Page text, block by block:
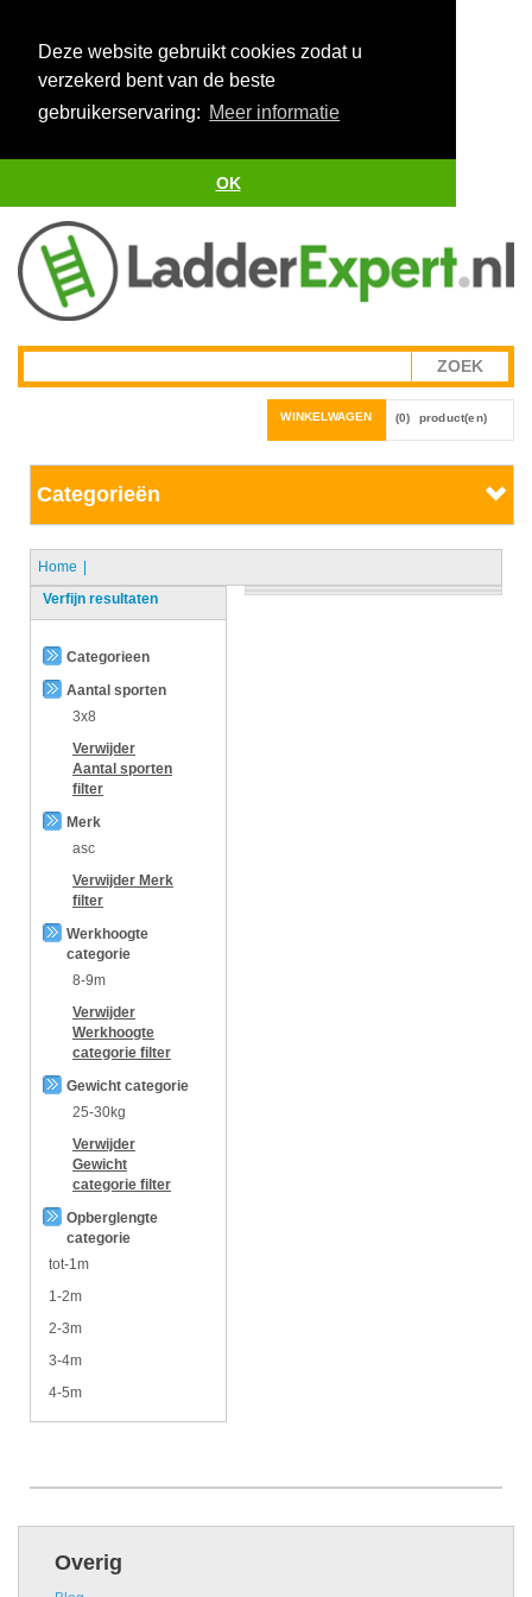
Deze website gebruikt cookies zodat u
verzekerd bent van de beste
gebruikerservaring: Meer informatie
OK
WINKELWAGEN (0) product(en)
Categorieën
Home
Verfijn resultaten
Categorieen
Aantal sporten
3x8
Verwijder
Aantal sporten
filter
Merk
asc
Verwijder Merk
filter
Werkhoogte
categorie
8-9m
Verwijder
Werkhoogte
categorie filter
Gewicht categorie
25-30kg
Verwijder
Gewicht
categorie filter
Opberglengte
categorie
tot-1m
1-2m
2-3m
3-4m
4-5m
Overig